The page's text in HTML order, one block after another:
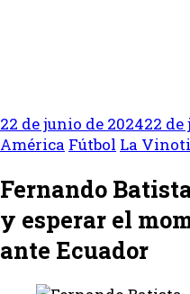
22 de junio de 202422 de
América Fútbol La
Fernando
y esperar el
ante Ecuador